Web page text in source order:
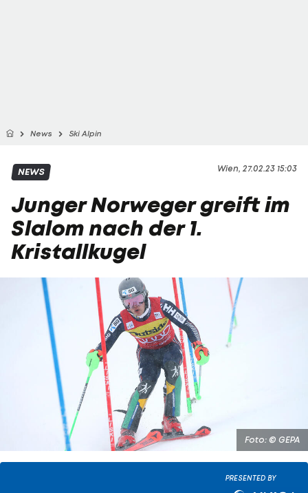
News Ski Alpin
Wien, 27.02.23 15:03
NEWS
Junger Norweger greift im
Slalom nach der 1.
Kristallkugel
Foto: © GEPA
PRESENTED BY